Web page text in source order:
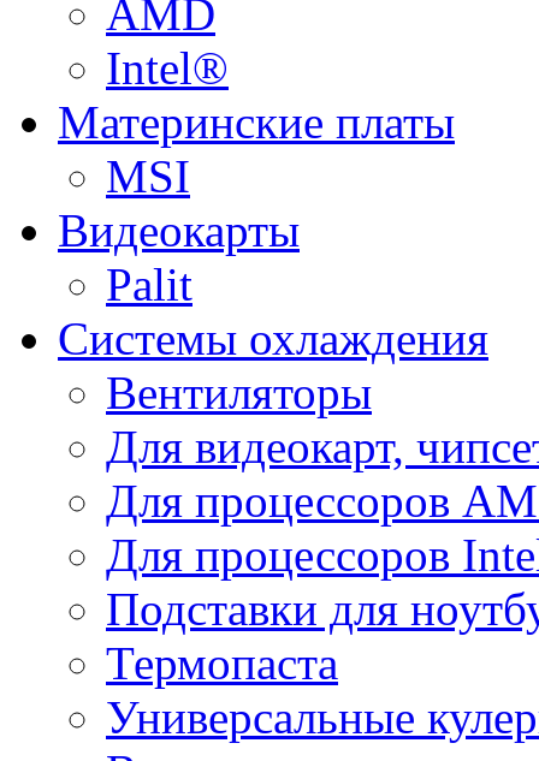
AMD
Intel®
Материнские платы
MSI
Видеокарты
Palit
Системы охлаждения
Вентиляторы
Для видеокарт,
Для процессоров
Для процессоров
Подставки для
Термопаста
Универсальные